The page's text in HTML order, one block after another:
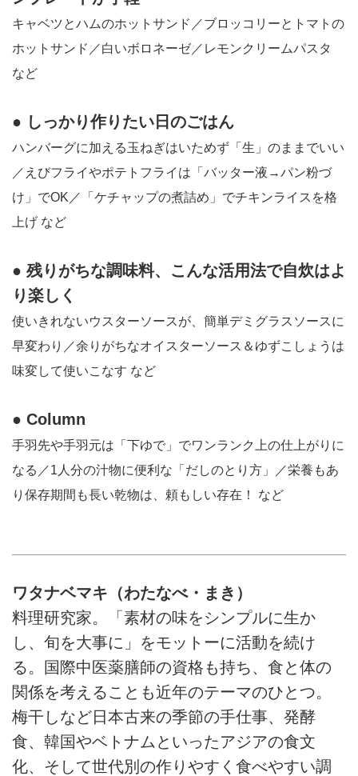
キャベツとハムのホットサンド／ブロッコリーとトマトの
ホットサンド／白いボロネーゼ／レモンクリームパスタ
など
● しっかり作りたい日のごはん
ハンバーグに加える玉ねぎはいためず「生」のままでいい
／えびフライやポテトフライは「バッター液→パン粉づ
け」でOK／「ケチャップの煮詰め」でチキンライスを格
上げ など
● 残りがちな調味料、こんな活用法で自炊はよ
り楽しく
使いきれないウスターソースが、簡単デミグラスソースに
早変わり／余りがちなオイスターソース＆ゆずこしょうは
味変して使いこなす など
● Column
手羽先や手羽元は「下ゆで」でワンランク上の仕上がりに
なる／1人分の汁物に便利な「だしのとり方」／栄養もあ
り保存期間も長い乾物は、頼もしい存在！ など
ワタナベマキ（わたなべ・まき）
料理研究家。「素材の味をシンプルに生か
し、旬を大事に」をモットーに活動を続け
る。国際中医薬膳師の資格も持ち、食と体の
関係を考えることも近年のテーマのひとつ。
梅干しなど日本古来の季節の手仕事、発酵
食、韓国やベトナムといったアジアの食文
化、そして世代別の作りやすく食べやすい調